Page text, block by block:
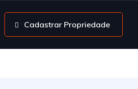
Cadastrar Propriedade